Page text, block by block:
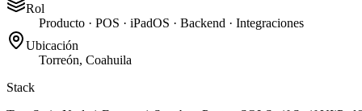
Rol
Producto · POS · iPadOS · Backend · Integraciones
Ubicación
Torreón, Coahuila
Stack